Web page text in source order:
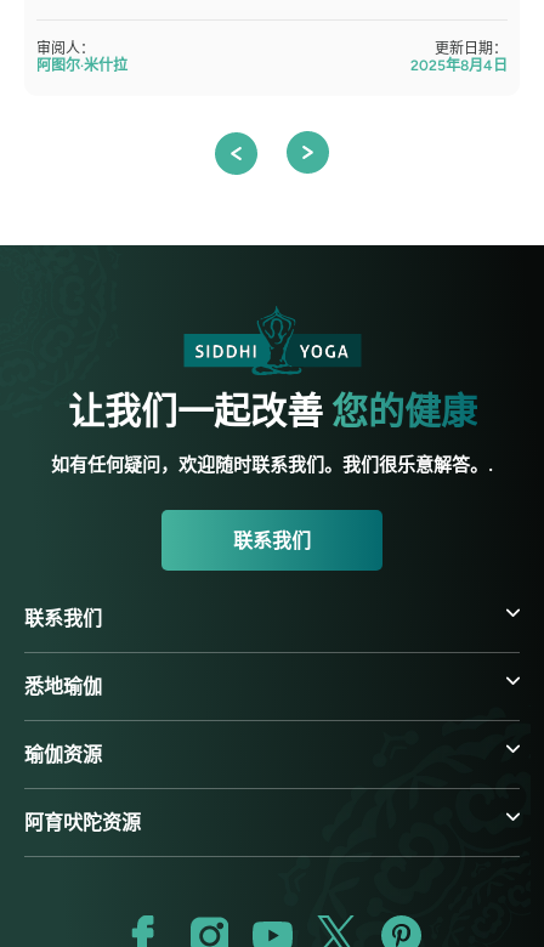
审阅人：
阿图尔·米什拉
更新日期：
2025年8月4日
让我们一起改善 您的健康
如有任何疑问，欢迎随时联系我们。我们很乐意解答。.
联系我们
联系我们
悉地瑜伽
瑜伽资源
阿育吠陀资源